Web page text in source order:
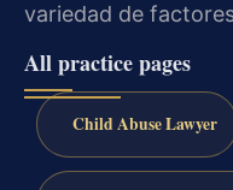
variedad de
All practice pages
Child Abuse Lawyer